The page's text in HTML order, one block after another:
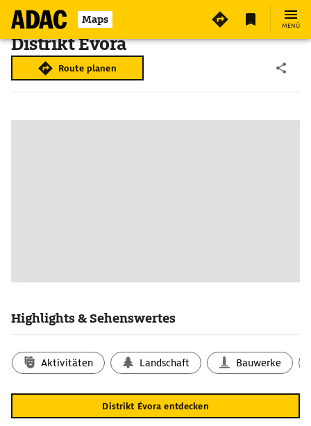
Maps MENÜ
Distrikt Évora
Route planen
Highlights & Sehenswertes
Aktivitäten Landschaft Bauwerke
Distrikt Évora entdecken